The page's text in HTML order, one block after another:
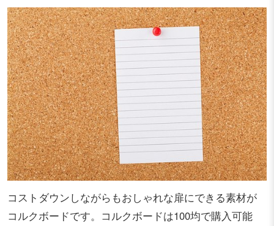
コストダウンしながらもおしゃれな扉にできる素材が
コルクボードです。コルクボードは100均で購入可能